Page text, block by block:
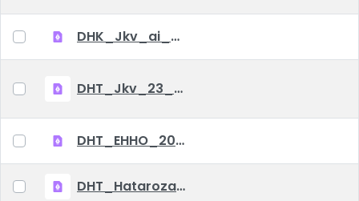
DHK_Jkv_ai_2023_12_07
DHT_Jkv_23_10_04.pdf
DHT_EHHO_20230816.pdf
DHT_Hatarozatok_2023_08_25.pdf